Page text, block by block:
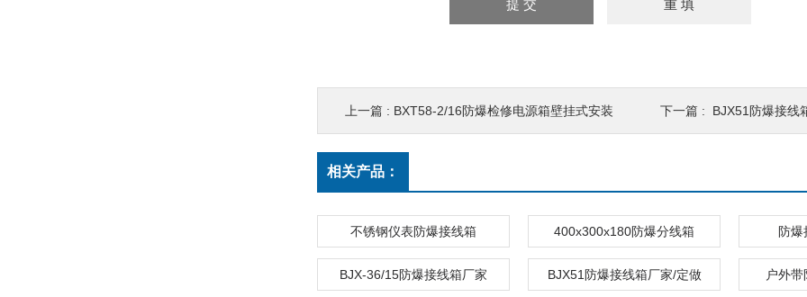
上一篇 : BXT58-2/16防爆检修电源箱壁挂式安装 下一篇 : BJX51防爆接线
相关产品：
不锈钢仪表防爆接线箱 400x300x180防爆分线箱 防爆
BJX-36/15防爆接线箱厂家 BJX51防爆接线箱厂家/定做 户外